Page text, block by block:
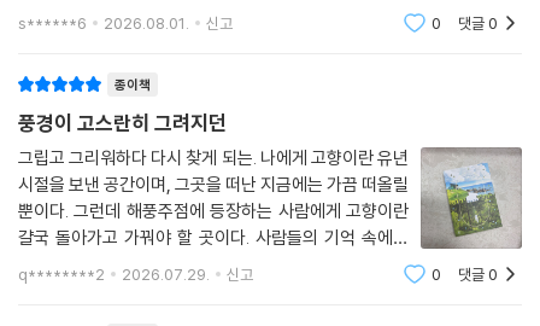
슬픔의 포말 위로 찬란하게 피어오르는 구원의 에피파니!
꿈처럼 스치고 사라진 온기를 잊지 못해 다시 해풍촌을 찾은 수쯔는 예전
과 다른 풍경을 마주한다. 고급 세단을 타고 양복을 빼입은 사람들, 무작정
땅을 사들이는 외지인들. 마을에는 시멘트 공장이라는 거대한 자본의 소용
돌이가 몰아치고, 사람들은 투누흐를 주축 삼아 공장 설립에 반대하는 시
위대를 조직하고 투쟁에 나선다.
긴 시간을 살아온 존재들의 시선에서 인간이라는 존재를
s******6 2026.08.01. 신고 0 댓글0
종이책
풍경이 고스란히 그려지던
그립고 그리워하다 다시 찾게 되는. 나에게 고향이란 유년
시절을 보낸 공간이며, 그곳을 떠난 지금에는 가끔 떠올릴
뿐이다. 그런데 해풍주점에 등장하는 사람에게 고향이란
걀국 돌아가고 가꿔야 할 곳이다. 사람들의 기억 속에서
서서히 잊혀져 가는 거인처럼 사라지는 게 아니라 어떻게
든 가꿔야 하는 것. 산에서 삶을 살아낸 사람들은 아무리
q********2 2026.07.29. 신고 0 댓글0